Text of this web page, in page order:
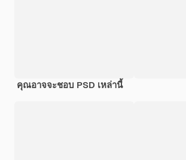
คุณอาจจะชอบ PSD เหล่านี้